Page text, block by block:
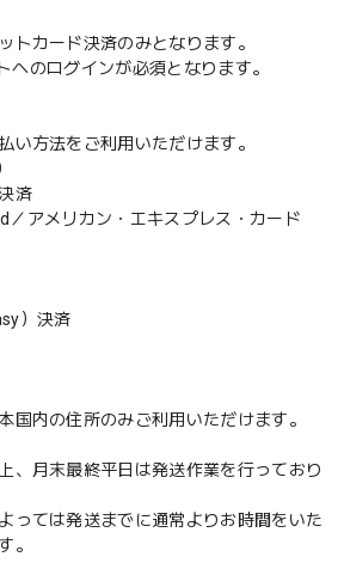
トカード決済のみとなります。
へのログインが必須となります。
い方法をご利用いただけます。
済
アメリカン・エキスプレス・カード
）決済
国内の住所のみご利用いただけます。
、月末最終平日は発送作業を行っており
っては発送までに通常よりお時間をいた
。